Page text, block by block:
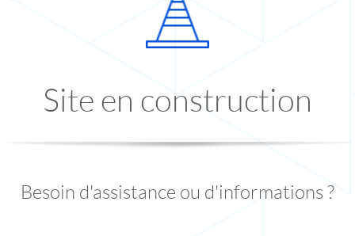
Site en construction
Besoin d'assistance ou d'informations ?